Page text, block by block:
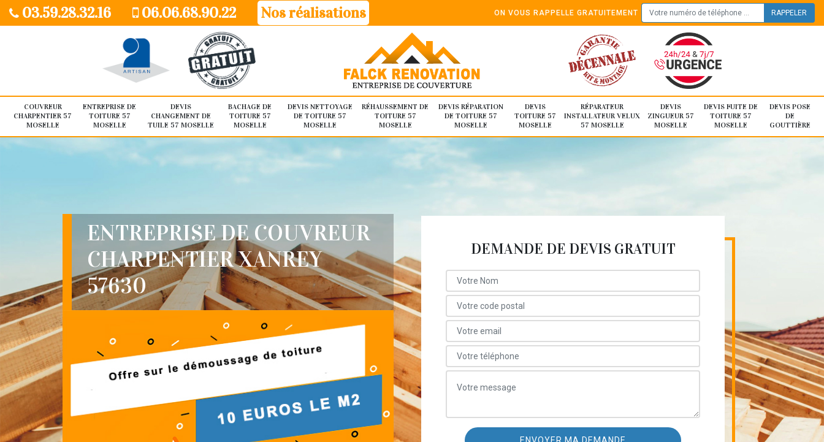
03.59.28.32.16 06.06.68.90.22 Nos réalisations ON VOUS RAPPELLE GRATUITEMENT
COUVREUR
CHARPENTIER 57
MOSELLE
ENTREPRISE DE
TOITURE 57
MOSELLE
DEVIS
CHANGEMENT DE
TUILE 57 MOSELLE
BACHAGE DE
TOITURE 57
MOSELLE
DEVIS NETTOYAGE
DE TOITURE 57
MOSELLE
RÉHAUSSEMENT DE
TOITURE 57
MOSELLE
DEVIS RÉPARATION
DE TOITURE 57
MOSELLE
DEVIS
TOITURE 57
MOSELLE
RÉPARATEUR
INSTALLATEUR VELUX
57 MOSELLE
DEVIS
ZINGUEUR 57
MOSELLE
DEVIS FUITE DE
TOITURE 57
MOSELLE
DEVIS POSE
DE
GOUTTIÈRE
ENTREPRISE DE COUVREUR
CHARPENTIER XANREY
57630
DEMANDE DE DEVIS GRATUIT